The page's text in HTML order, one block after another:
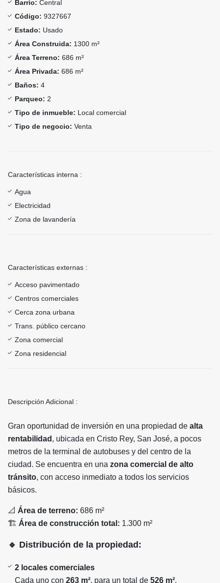
Barrio: Central
Código: 9327667
Estado: Usado
Área Construida: 1300 m²
Área Terreno: 686 m²
Área Privada: 686 m²
Baños: 4
Parqueo: 2
Tipo de inmueble: Local comercial
Tipo de negocio: Venta
Características interna :
Agua
Electricidad
Zona de lavandería
Características externas :
Acceso pavimentado
Centros comerciales
Cerca zona urbana
Trans. público cercano
Zona comercial
Zona residencial
Descripción Adicional :
Gran oportunidad de inversión en una propiedad de alta
rentabilidad , ubicada en Cristo Rey, San José, a pocos
metros de la terminal de autobuses y del centro de la
ciudad. Se encuentra en una zona comercial de alto
tránsito, con acceso inmediato a todos los servicios
básicos.
📐 Área de terreno: 686 m²
🏗️ Área de construcción total: 1.300 m²
🔹 Distribución de la propiedad:
2 locales comerciales
Cada uno con 263 m², para un total de 526 m².